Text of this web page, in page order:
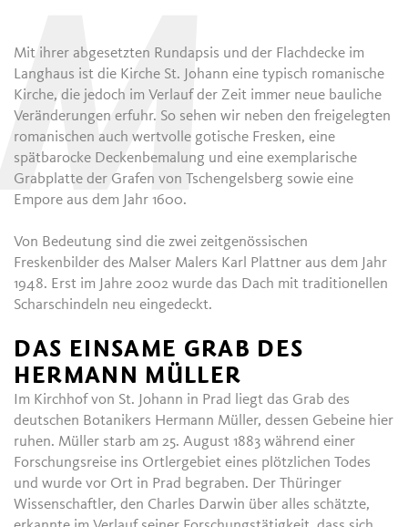
Mit ihrer abgesetzten Rundapsis und der Flachdecke im
Langhaus ist die Kirche St. Johann eine typisch romanische
Kirche, die jedoch im Verlauf der Zeit immer neue bauliche
Veränderungen erfuhr. So sehen wir neben den freigelegten
romanischen auch wertvolle gotische Fresken, eine
spätbarocke Deckenbemalung und eine exemplarische
Grabplatte der Grafen von Tschengelsberg sowie eine
Empore aus dem Jahr 1600.
Von Bedeutung sind die zwei zeitgenössischen
Freskenbilder des Malser Malers Karl Plattner aus dem Jahr
1948. Erst im Jahre 2002 wurde das Dach mit traditionellen
Scharschindeln neu eingedeckt.
DAS EINSAME GRAB DES
HERMANN MÜLLER
Im Kirchhof von St. Johann in Prad liegt das Grab des
deutschen Botanikers Hermann Müller, dessen Gebeine hier
ruhen. Müller starb am 25. August 1883 während einer
Forschungsreise ins Ortlergebiet eines plötzlichen Todes
und wurde vor Ort in Prad begraben. Der Thüringer
Wissenschaftler, den Charles Darwin über alles schätzte,